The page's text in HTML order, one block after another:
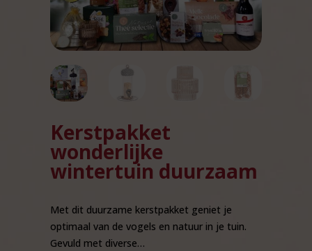
Kerstpakket
wonderlijke
wintertuin duurzaam
Met dit duurzame kerstpakket geniet je
optimaal van de vogels en natuur in je tuin.
Gevuld met diverse…